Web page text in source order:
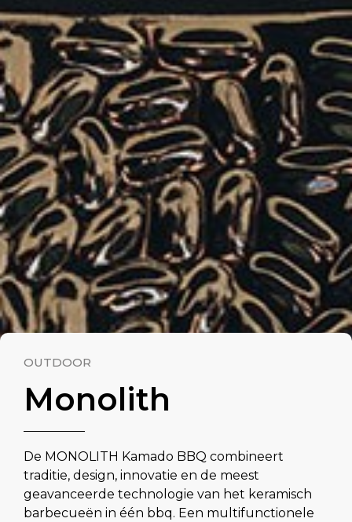
OUTDOOR
Monolith
De MONOLITH Kamado BBQ combineert
traditie, design, innovatie en de meest
geavanceerde technologie van het keramisch
barbecueën in één bbq. Een multifunctionele